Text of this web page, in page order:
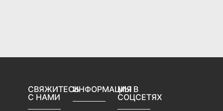
СВЯЖИТЕСЬ
С НАМИ
ИНФОРМАЦИЯ
МЫ В
СОЦСЕТЯХ